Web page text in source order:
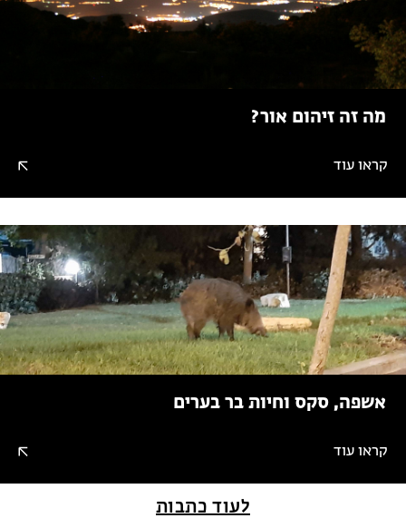
מה זה זיהום אור?
קראו עוד
אשפה, סקס וחיות בר בערים
קראו עוד
לעוד כתבות